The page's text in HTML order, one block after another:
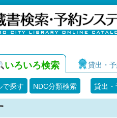
いろいろ検索 貸出・
で探す NDC分類検索 貸出